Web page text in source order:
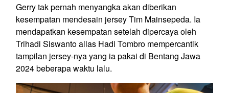
Gerry tak pernah menyangka akan diberikan
kesempatan mendesain jersey Tim Mainsepeda. Ia
mendapatkan kesempatan setelah dipercaya oleh
Trihadi Siswanto alias Hadi Tombro mempercantik
tampilan jersey-nya yang ia pakai di Bentang Jawa
2024 beberapa waktu lalu.